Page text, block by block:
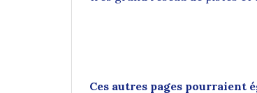
Ces autres pages pourraient